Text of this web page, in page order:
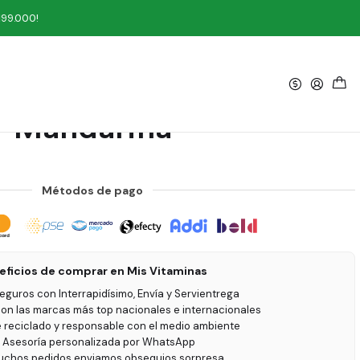
Hydrotech 908 gr
Mandarina
Métodos de pago
de comprar en Mis Vitaminas
con Interrapidísimo, Envía y Servientrega
las marcas más top nacionales e internacionales
reciclado y responsable con el medio ambiente
Asesoría personalizada por WhatsApp